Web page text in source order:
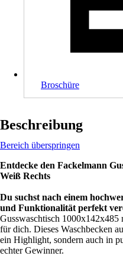
Broschüre
Beschreibung
Bereich überspringen
Entdecke den Fackelmann
Weiß Rechts
Du suchst nach einem
und Funktionalität perfekt
Gusswaschtisch 1000x142x485
für dich. Dieses Waschbecken
ein Highlight, sondern auch in
echter Gewinner.